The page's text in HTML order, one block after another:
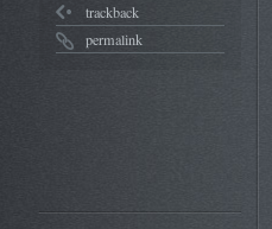
trackback
permalink